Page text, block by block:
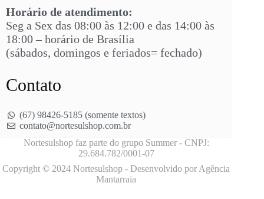
Horário de atendimento:
Seg a Sex das 08:00 às 12:00 e das 14:00 às
18:00 – horário de Brasília
(sábados, domingos e feriados= fechado)
Contato
(67) 98426-5185 (somente textos)
contato@nortesulshop.com.br
Nortesulshop faz parte do grupo Summer - CNPJ:
29.684.782/0001-07
Copyright © 2024 Nortesulshop - Desenvolvido por Agência
Mantarraia